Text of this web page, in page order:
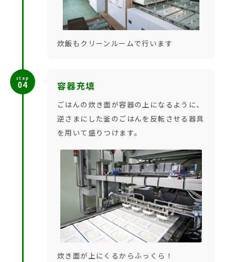
炊飯もクリーンルームで行います
step
04 容器充填
ごはんの炊き面が容器の上になるように、
逆さまにした釜のごはんを反転させる器具
を用いて盛りつけます。
炊き面が上にくるからふっくら！